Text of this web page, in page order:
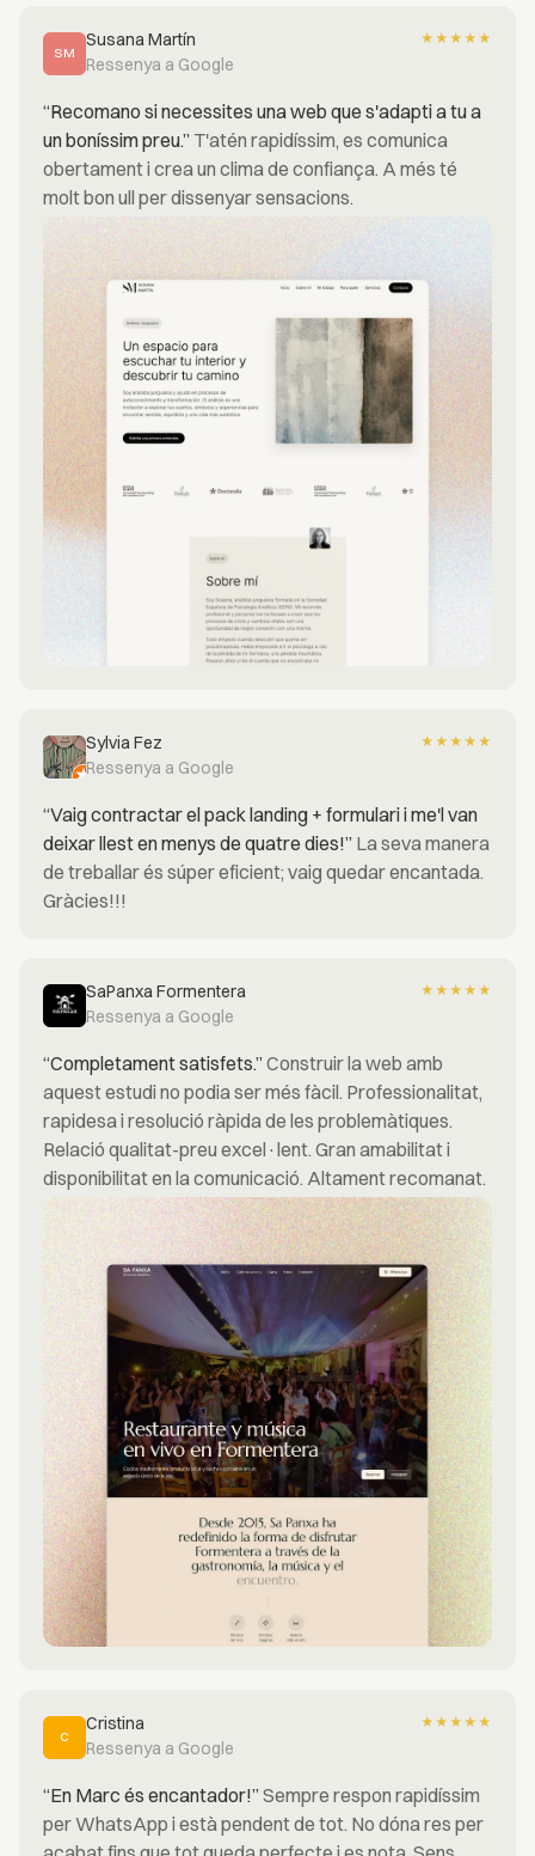
SM
Susana Martín
Ressenya a Google
★ ★ ★ ★ ★
“Recomano si necessites una web que s'adapti a tu a
un boníssim preu.” T'atén rapidíssim, es comunica
obertament i crea un clima de confiança. A més té
molt bon ull per dissenyar sensacions.
Sylvia Fez
Ressenya a Google
★ ★ ★ ★ ★
“Vaig contractar el pack landing + formulari i me'l van
deixar llest en menys de quatre dies!” La seva manera
de treballar és súper eficient; vaig quedar encantada.
Gràcies!!!
SaPanxa Formentera
Ressenya a Google
★ ★ ★ ★ ★
“Completament satisfets.” Construir la web amb
aquest estudi no podia ser més fàcil. Professionalitat,
rapidesa i resolució ràpida de les problemàtiques.
Relació qualitat-preu excel·lent. Gran amabilitat i
disponibilitat en la comunicació. Altament recomanat.
C
Cristina
Ressenya a Google
★ ★ ★ ★ ★
“En Marc és encantador!” Sempre respon rapidíssim
per WhatsApp i està pendent de tot. No dóna res per